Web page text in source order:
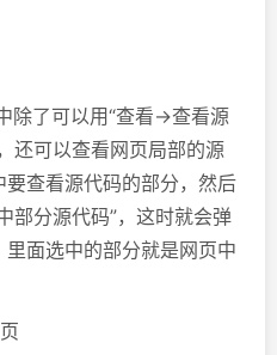
了可以用“查看→查看源
还可以查看网页局部的源
查看源代码的部分，然后
部分源代码”，这时就会弹
面选中的部分就是网页中